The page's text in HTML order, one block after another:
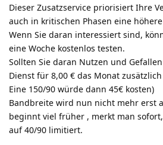
Dieser Zusatzservice priorisiert Ihre
auch in kritischen Phasen eine
Wenn Sie daran interessiert sind,
eine Woche kostenlos testen.
Sollten Sie daran Nutzen und
Dienst für 8,00 € das Monat
Eine 150/90 würde dann 45€ kosten)
Bandbreite wird nun nicht mehr erst
beginnt viel früher , merkt man
auf 40/90 limitiert.